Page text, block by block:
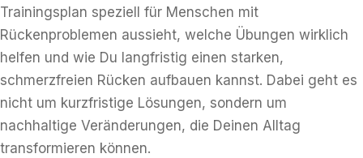
Trainingsplan speziell für Menschen mit
Rückenproblemen aussieht, welche Übungen wirklich
helfen und wie Du langfristig einen starken,
schmerzfreien Rücken aufbauen kannst. Dabei geht es
nicht um kurzfristige Lösungen, sondern um
nachhaltige Veränderungen, die Deinen Alltag
transformieren können.